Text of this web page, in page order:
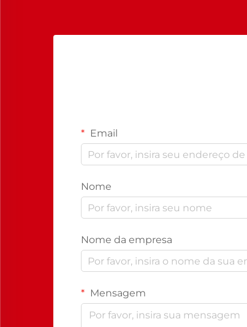
Email
Nome
Nome da empresa
Mensagem